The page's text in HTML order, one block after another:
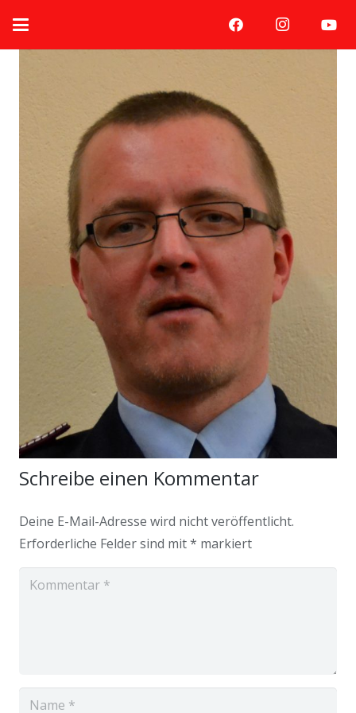
Schreibe einen Kommentar
Deine E-Mail-Adresse wird nicht veröffentlicht.
Erforderliche Felder sind mit* markiert